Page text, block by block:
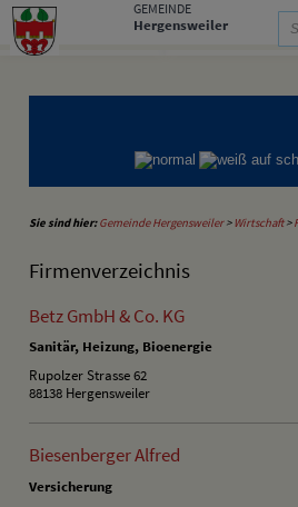
Zum Inhalt zur Navigationoder
GEMEINDE
Hergensweiler
Gemeinde Hergensweiler Gemeinde
Sie sind hier: Gemeinde Hergensweiler>Wirtschaft>
Firmenverzeichnis
Betz GmbH & Co. KG
Sanitär, Heizung, Bioenergie
Rupolzer Strasse 62
88138 Hergensweiler
Biesenberger Alfred
Versicherung